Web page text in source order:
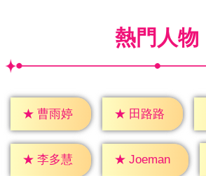
熱門人物
★ 曹雨婷 ★ 田路路
★ 李多慧 ★ Joeman